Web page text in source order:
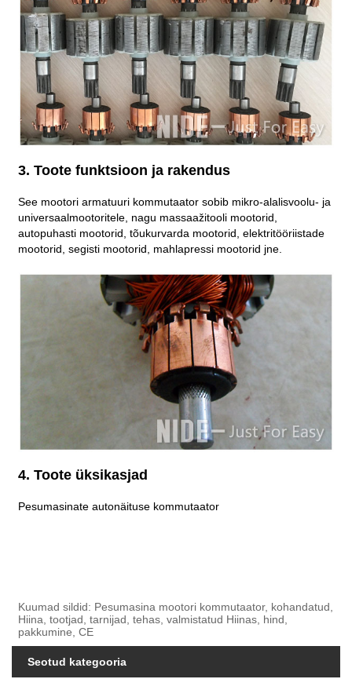
3. Toote funktsioon ja rakendus
See mootori armatuuri kommutaator sobib mikro-alalisvoolu- ja
universaalmootoritele, nagu massaažitooli mootorid,
autopuhasti mootorid, tõukurvarda mootorid, elektritööriistade
mootorid, segisti mootorid, mahlapressi mootorid jne.
4. Toote üksikasjad
Pesumasinate autonäituse kommutaator
Kuumad sildid: Pesumasina mootori kommutaator, kohandatud,
Hiina, tootjad, tarnijad, tehas, valmistatud Hiinas, hind,
pakkumine, CE
Seotud kategooria